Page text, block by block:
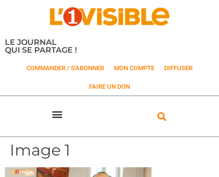
LE JOURNAL
QUI SE PARTAGE !
COMMANDER / S'ABONNER MON COMPTE DIFFUSER
FAIRE UN DON
Image 1